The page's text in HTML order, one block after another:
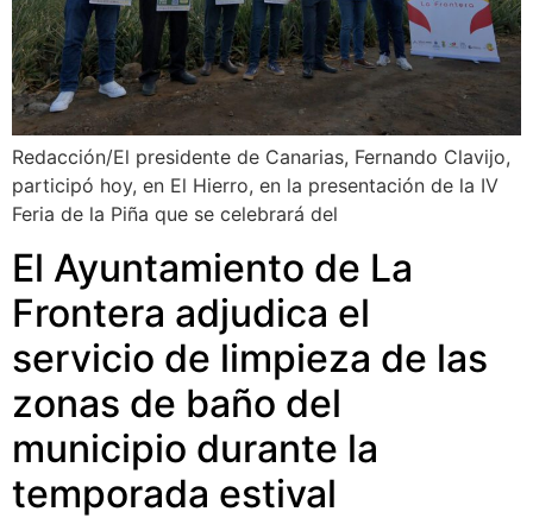
Redacción/El presidente de Canarias, Fernando Clavijo,
participó hoy, en El Hierro, en la presentación de la IV
Feria de la Piña que se celebrará del
El Ayuntamiento de La
Frontera adjudica el
servicio de limpieza de las
zonas de baño del
municipio durante la
temporada estival